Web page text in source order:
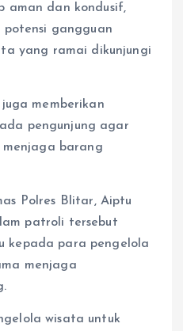
aman dan kondusif,
potensi gangguan
yang ramai dikunjungi
memberikan
pengunjung agar
barang
Polres Blitar, Aiptu
patroli tersebut
kepada para pengelola
menjaga
wisata untuk